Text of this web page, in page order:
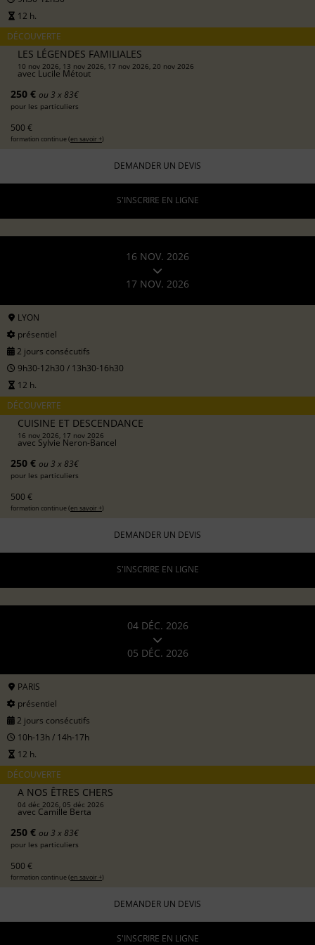
12 h.
DÉCOUVERTE
LES LÉGENDES FAMILIALES
10 nov 2026, 13 nov 2026, 17 nov 2026, 20 nov 2026
avec Lucile Métout
250 € ou 3 x 83€
pour les particuliers
500 €
formation continue (en savoir +)
DEMANDER UN DEVIS
S'INSCRIRE EN LIGNE
16 NOV. 2026
17 NOV. 2026
LYON
présentiel
2 jours consécutifs
9h30-12h30 / 13h30-16h30
12 h.
DÉCOUVERTE
CUISINE ET DESCENDANCE
16 nov 2026, 17 nov 2026
avec Sylvie Neron-Bancel
250 € ou 3 x 83€
pour les particuliers
500 €
formation continue (en savoir +)
DEMANDER UN DEVIS
S'INSCRIRE EN LIGNE
04 DÉC. 2026
05 DÉC. 2026
PARIS
présentiel
2 jours consécutifs
10h-13h / 14h-17h
12 h.
DÉCOUVERTE
A NOS ÊTRES CHERS
04 déc 2026, 05 déc 2026
avec Camille Berta
250 € ou 3 x 83€
pour les particuliers
500 €
formation continue (en savoir +)
DEMANDER UN DEVIS
S'INSCRIRE EN LIGNE